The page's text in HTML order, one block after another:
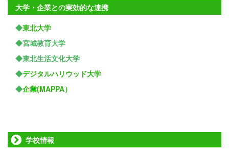
大学・企業との実効的な連携
◆東北大学
◆宮城教育大学
◆東北生活文化大学
◆デジタルハリウッド大学
◆企業(MAPPA）
学校情報